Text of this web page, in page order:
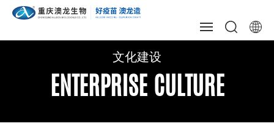
新闻资讯
文化建设
ENTERPRISE CULTURE
文化建设
ENTERPRISE CULTURE
文化建设
ENTERPRISE CULTURE